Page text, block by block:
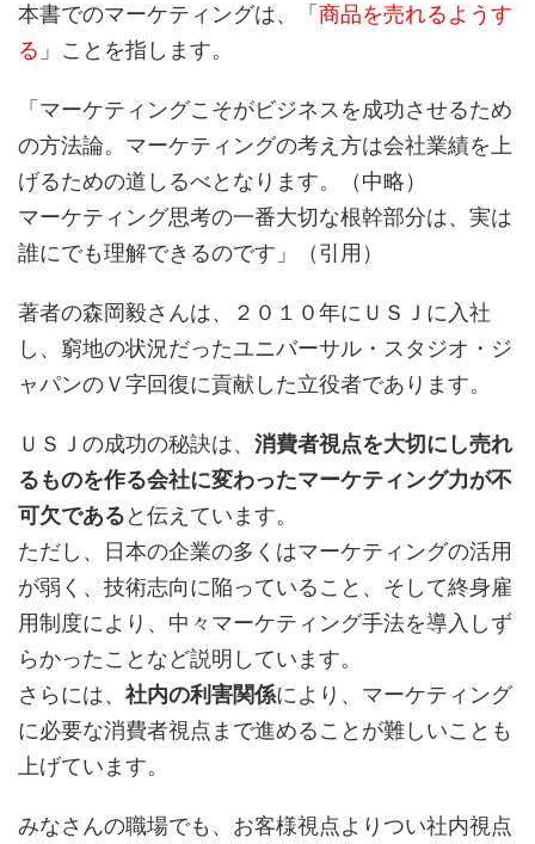
本書でのマーケティングは、「 商品を売れるようす
る 」ことを指します。
「マーケティングこそがビジネスを成功させるため
の方法論。マーケティングの考え方は会社業績を上
げるための道しるべとなります。（中略）
マーケティング思考の一番大切な根幹部分は、実は
誰にでも理解できるのです」（引用）
著者の森岡毅さんは、２０１０年にＵＳＪに入社
し、窮地の状況だったユニバーサル・スタジオ・ジ
ャパンのＶ字回復に貢献した立役者であります。
ＵＳＪの成功の秘訣は、 消費者視点を大切にし売れ
るものを作る会社に変わったマーケティング力が不
可欠であると伝えています。
ただし、日本の企業の多くはマーケティングの活用
が弱く、技術志向に陥っていること、そして終身雇
用制度により、中々マーケティング手法を導入しず
らかったことなど説明しています。
さらには、 社内の利害関係により、マーケティング
に必要な消費者視点まで進めることが難しいことも
上げています。
みなさんの職場でも、お客様視点よりつい社内視点